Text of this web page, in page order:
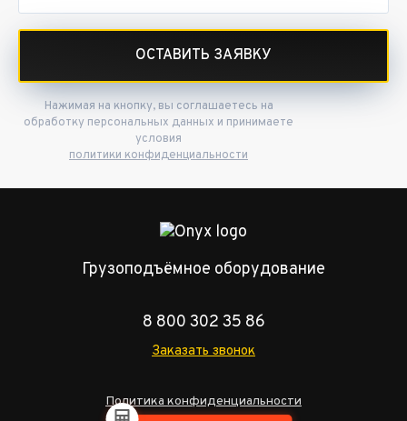
ОСТАВИТЬ ЗАЯВКУ
Нажимая на кнопку, вы соглашаетесь на
обработку персональных данных и принимаете
условия
политики конфиденциальности
Грузоподъёмное оборудование
8 800 302 35 86
Заказать звонок
Политика конфиденциальности